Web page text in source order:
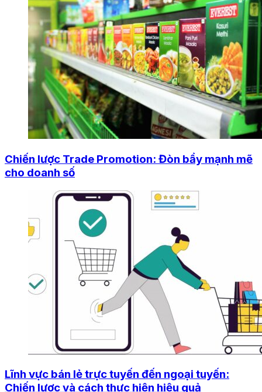
Chiến lược Trade Promotion: Đòn bẩy mạnh mẽ
cho doanh số
Lĩnh vực bán lẻ trực tuyến đến ngoại tuyến:
Chiến lược và cách thực hiện hiệu quả